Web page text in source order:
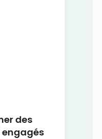
des
engagés